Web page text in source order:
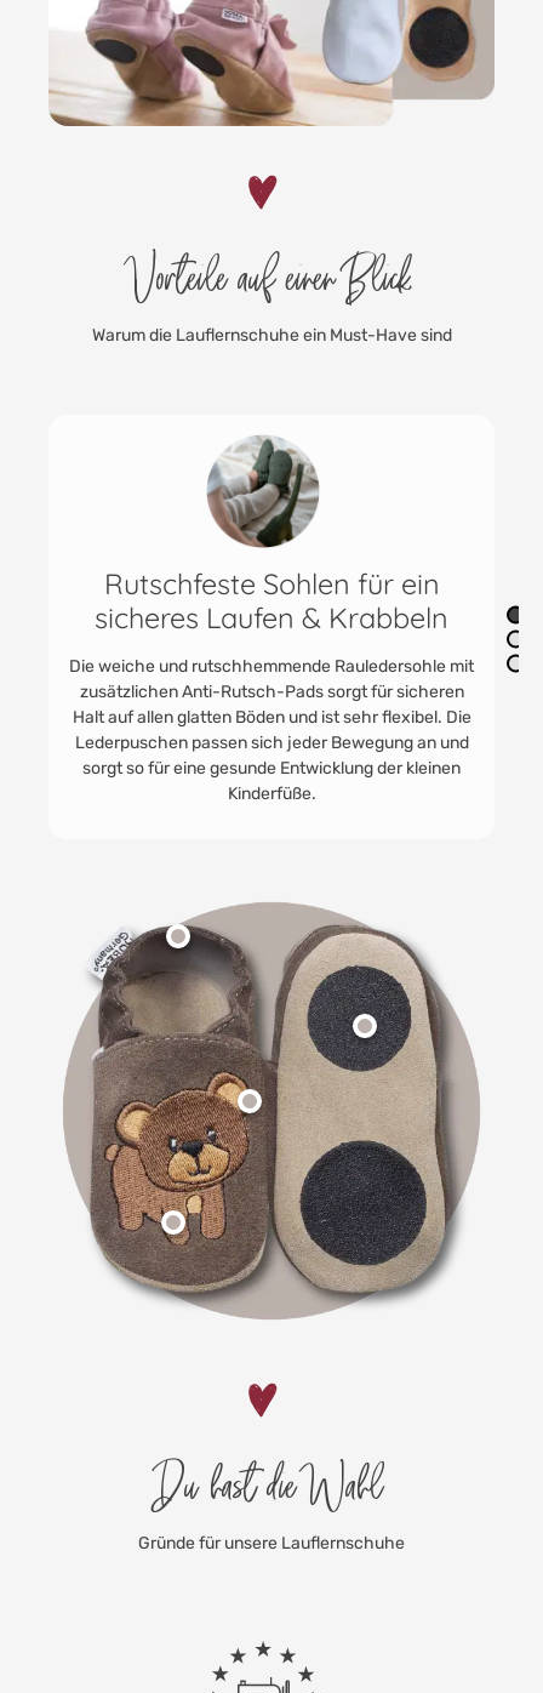
Vorteile auf einen Blick
Warum die Lauflernschuhe ein Must-Have sind
Vielfältig im Innenbereich
einsetzbar
Die praktischen Jungen und Mädchenschuhe finden
immer Anwendung. In der Kita als Kitaschuhe oder
Babyturnschuhe. HOBEA Lederpuschen werden
gerne getragen. Für Unterwegs zu Oma und Opa und
zum Toben im eigenen Kinder - und Babyzimmer.
Du hast die Wahl
Gründe für unsere Lauflernschuhe